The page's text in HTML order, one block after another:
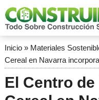
Inicio» Materiales
Cereal en Navarra
El Centro